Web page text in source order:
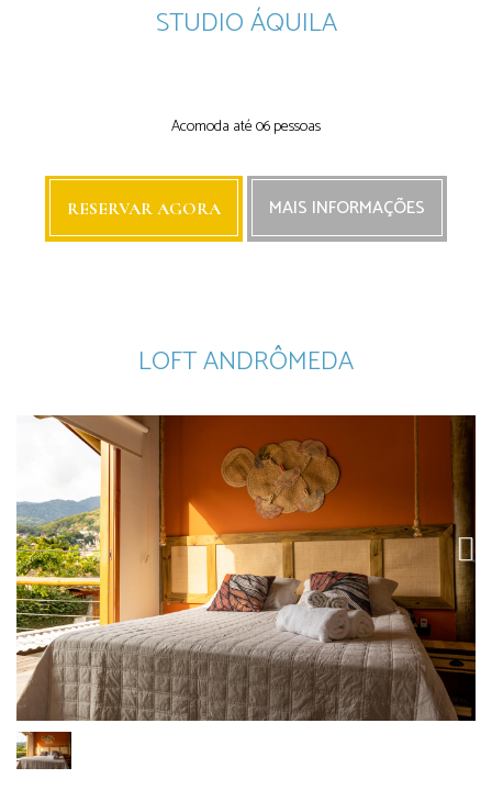
STUDIO ÁQUILA
Acomoda até 06 pessoas
RESERVAR AGORA MAIS INFORMAÇÕES
LOFT ANDRÔMEDA
Next